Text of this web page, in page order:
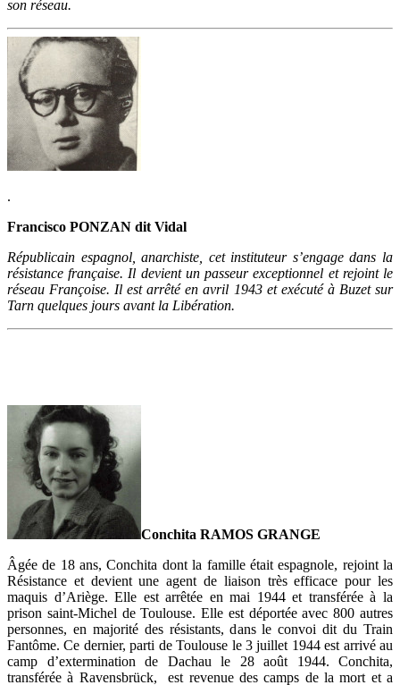
son réseau.
.
Francisco PONZAN dit Vidal
Républicain espagnol, anarchiste, cet instituteur s’engage dans la
résistance française. Il devient un passeur exceptionnel et rejoint le
réseau Françoise. Il est arrêté en avril 1943 et exécuté à Buzet sur
Tarn quelques jours avant la Libération.
Conchita RAMOS GRANGE
Âgée de 18 ans, Conchita dont la famille était espagnole, rejoint la
Résistance et devient une agent de liaison très efficace pour les
maquis d’Ariège. Elle est arrêtée en mai 1944 et transférée à la
prison saint-Michel de Toulouse. Elle est déportée avec 800 autres
personnes, en majorité des résistants, dans le convoi dit du Train
Fantôme. Ce dernier, parti de Toulouse le 3 juillet 1944 est arrivé au
camp d’extermination de Dachau le 28 août 1944. Conchita,
transférée à Ravensbrück, est revenue des camps de la mort et a